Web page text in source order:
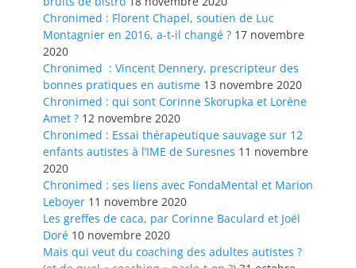
Chronimed : Florent Chapel, soutien de Luc
Montagnier en 2016, a-t-il changé ? 17 novembre
2020
Chronimed : Vincent Dennery, prescripteur des
bonnes pratiques en autisme 13 novembre 2020
Chronimed : qui sont Corinne Skorupka et Lorène
Amet ? 12 novembre 2020
Chronimed : Essai thérapeutique sauvage sur 12
enfants autistes à l’IME de Suresnes 11 novembre
2020
Chronimed : ses liens avec FondaMental et Marion
Leboyer 11 novembre 2020
Les greffes de caca, par Corinne Baculard et Joël
Doré 10 novembre 2020
Mais qui veut du coaching des adultes autistes ?